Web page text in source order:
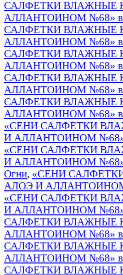
САЛФЕТКИ ВЛАЖНЫЕ
АЛЛАНТОИНОМ №68» в
САЛФЕТКИ ВЛАЖНЫЕ
АЛЛАНТОИНОМ №68» в
САЛФЕТКИ ВЛАЖНЫЕ
АЛЛАНТОИНОМ №68» в
САЛФЕТКИ ВЛАЖНЫЕ
АЛЛАНТОИНОМ №68» в
САЛФЕТКИ ВЛАЖНЫЕ
АЛЛАНТОИНОМ №68» в
«СЕНИ САЛФЕТКИ
И АЛЛАНТОИНОМ №68» в
«СЕНИ САЛФЕТКИ
И АЛЛАНТОИНОМ №68» в
Огни, «СЕНИ
АЛОЭ И АЛЛАНТОИНОМ
«СЕНИ САЛФЕТКИ
И АЛЛАНТОИНОМ №68»
САЛФЕТКИ ВЛАЖНЫЕ
АЛЛАНТОИНОМ №68» в
САЛФЕТКИ ВЛАЖНЫЕ
АЛЛАНТОИНОМ №68» в
САЛФЕТКИ ВЛАЖНЫЕ